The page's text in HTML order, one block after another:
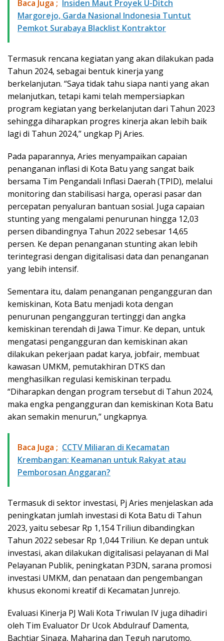
Baca Juga ; ​Insiden Maut Proyek U-Ditch
Margorejo, Garda Nasional Indonesia Tuntut
Pemkot Surabaya Blacklist Kontraktor
Termasuk rencana kegiatan yang akan dilakukan pada
Tahun 2024, sebagai bentuk kinerja yang
berkelanjutan. “Saya tidak tahu siapa nanti yang akan
melanjutkan, tetapi kami telah mempersiapkan
program kegiatan yang berkelanjutan dari Tahun 2023
sehingga diharapkan progres kinerja akan lebih baik
lagi di Tahun 2024,” ungkap Pj Aries.
Pada paparannya, Aries menyampaikan capaian
penanganan inflasi di Kota Batu yang sangat baik
bersama Tim Pengandali Inflasi Daerah (TPID), melalui
monitoring dan stabilisasi harga, operasi pasar dan
percepatan penyaluran bantuan sosial. Juga capaian
stunting yang mengalami penurunan hingga 12,03
persen dibandingnya Tahun 2022 sebesar 14,65
persen. Ke depan penanganan stunting akan lebih
terintegrasi dengan digitalisasi data dan penanganan
yang lebih intensif.
Sementara itu, dalam penanganan pengangguran dan
kemiskinan, Kota Batu menjadi kota dengan
penurunan pengangguran tertinggi dan angka
kemiskinan terendah di Jawa Timur. Ke depan, untuk
mengatasi pengangguran dan kemiskinan akan
dilakukan pekerjaan padat karya, jobfair, membuat
kawasan UMKM, pemutakhiran DTKS dan
menghasilkan regulasi kemiskinan terpadu.
“Diharapkan dengan program tersebut di Tahun 2024,
maka engka pengangguran dan kemiskinan Kota Batu
akan semakin menurun,” ungkapnya.
Baca Juga ; ​CCTV Miliaran di Kecamatan
Krembangan: Keamanan untuk Rakyat atau
Pemborosan Anggaran?
Termasuk di sektor investasi, Pj Aries menjelaskan ada
peningkatan jumlah investasi di Kota Batu di Tahun
2023, yaitu sebesar Rp 1,154 Triliun dibandingkan
Tahun 2022 sebesar Rp 1,044 Triliun. Ke depan untuk
investasi, akan dilakukan digitalisasi pelayanan di Mal
Pelayanan Publik, peningkatan P3DN, sarana promosi
investasi UMKM, dan penataan dan pengembangan
khusus ekonomi kreatif di Kecamatan Junrejo.
Evaluasi Kinerja PJ Wali Kota Triwulan IV juga dihadiri
oleh Tim Evaluator Dr Ucok Abdulrauf Damenta,
Bachtiar Sinaga, Maharina dan Teguh narutomo.